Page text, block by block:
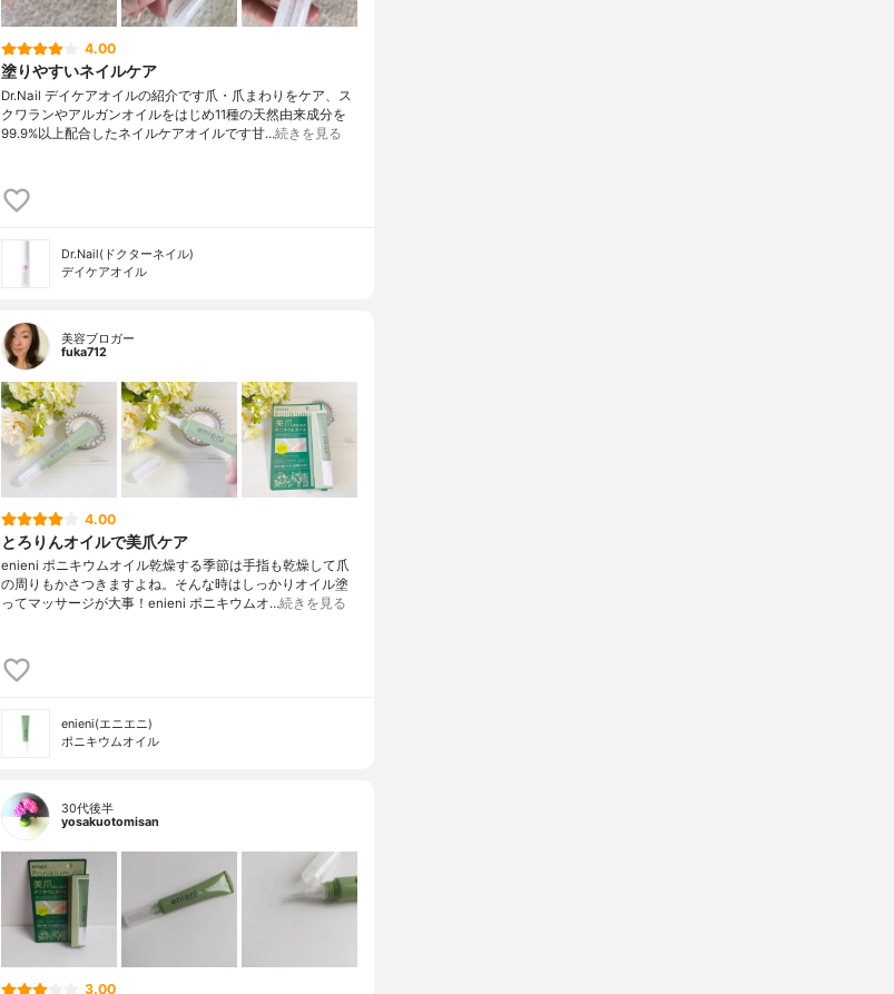
4.00
塗りやすいネイルケア
Dr.Nail デイケアオイルの紹介です爪・爪まわりをケア、ス
クワランやアルガンオイルをはじめ11種の天然由来成分を
99.9%以上配合したネイルケアオイルです甘…続きを見る
Dr.Nail(ドクターネイル)
デイケアオイル
美容ブロガー
fuka712
4.00
とろりんオイルで美爪ケア
enieni ポニキウムオイル乾燥する季節は手指も乾燥して爪
の周りもかさつきますよね。そんな時はしっかりオイル塗
ってマッサージが大事！enieni ポニキウムオ…続きを見る
enieni(エニエニ)
ポニキウムオイル
30代後半
yosakuotomisan
3.00